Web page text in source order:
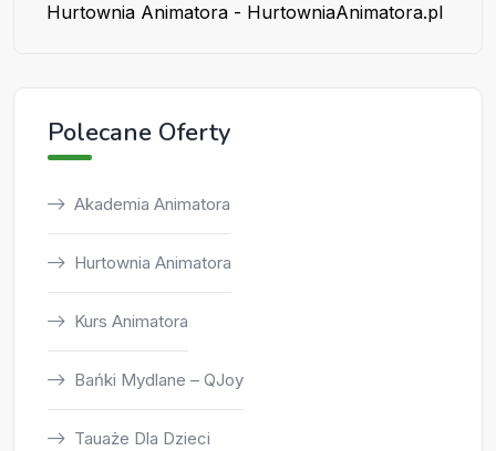
Hurtownia Animatora - HurtowniaAnimatora.pl
Polecane Oferty
Akademia Animatora
Hurtownia Animatora
Kurs Animatora
Bańki Mydlane – QJoy
Tauaże Dla Dzieci